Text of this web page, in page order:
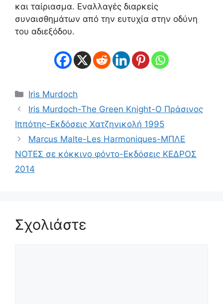
και ταίριασμα. Εναλλαγές διαρκείς
συναισθημάτων από την ευτυχία στην οδύνη
του αδιεξόδου.
Κατηγορίες
Iris Murdoch
Iris Murdoch-The Green Knight-Ο Πράσινος
Ιππότης-Εκδόσεις Χατζηνικολή 1995
Marcus Malte-Les Harmoniques-ΜΠΛΕ
ΝΟΤΕΣ σε κόκκινο φόντο-Εκδόσεις ΚΕΔΡΟΣ
2014
Σχολιάστε